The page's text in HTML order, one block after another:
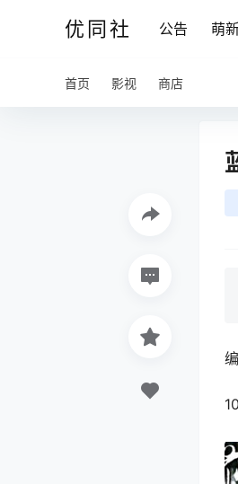
优同社 公告 萌
首页 影视 商店